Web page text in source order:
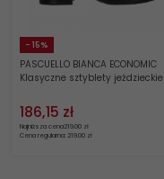
- 15%
PASCUELLO BIANCA ECONOMIC
Klasyczne sztyblety jeździeckie
186,15 zł
Najniższa cena219.00 zł
Cena regularna: 219.00 zł